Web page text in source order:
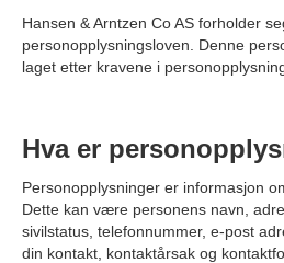
Hansen & Arntzen Co AS forholder
personopplysningsloven. Denne
laget etter kravene i
Hva er
Personopplysninger er informasjon
Dette kan være personens navn,
sivilstatus, telefonnummer, e-post
din kontakt, kontaktårsak og